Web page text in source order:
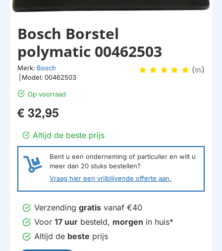
Op voorraad
Bosch Borstel
polymatic 00462503
Merk: Bosch
Model: 00462503
(95)
€ 32,95
Altijd de beste prijs
Bent u een onderneming of particulier en wilt u
meer dan 20 stuks bestellen?
Vraag hier een vrijblijvende offerte aan.
Verzending gratis vanaf €40
Voor 17 uur besteld, morgen in huis*
Altijd de beste prijs